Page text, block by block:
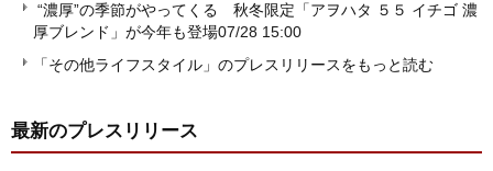
“濃厚”の季節がやってくる 秋冬限定「アヲハタ ５５ イチゴ 濃
厚ブレンド」が今年も登場07/28 15:00
「その他ライフスタイル」のプレスリリースをもっと読む
最新のプレスリリース